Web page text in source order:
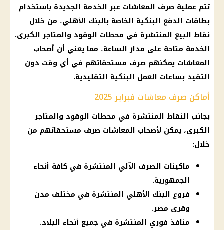
تتم عملية صرف المعاشات عبر الخدمة الجديدة باستخدام
بطاقات الدفع البنكية الخاصة بالبنك الأهلي، من خلال
نقاط البيع المنتشرة في محطات الوقود والمتاجر الكبرى.
الخدمة متاحة على مدار الساعة، مما يعني أن أصحاب
المعاشات يمكنهم صرف مستحقاتهم في أي وقت دون
التقيد بساعات العمل البنكية التقليدية.
أماكن صرف معاشات فبراير 2025
بجانب النقاط المنتشرة في محطات الوقود والمتاجر
الكبرى، يمكن لأصحاب المعاشات صرف مستحقاتهم من
خلال:
ماكينات الصرف الآلي المنتشرة في كافة أنحاء
الجمهورية.
فروع البنك الأهلي المنتشرة في مختلف مدن
وقرى مصر.
منافذ فوري المنتشرة في جميع أنحاء البلاد.